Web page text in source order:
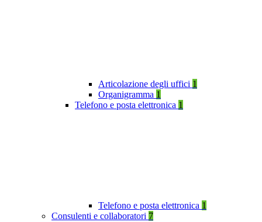
Articolazione degli uffici 1
Organigramma 1
Telefono e posta elettronica 1
Telefono e posta elettronica 1
Consulenti e collaboratori 7